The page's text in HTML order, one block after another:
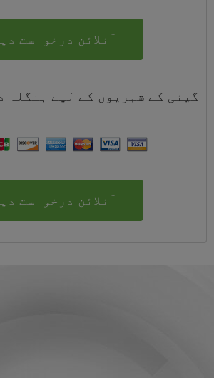
آنلائن درخواست
گینی کے شہریوں کے لیے بنگلہ
آنلائن درخواست